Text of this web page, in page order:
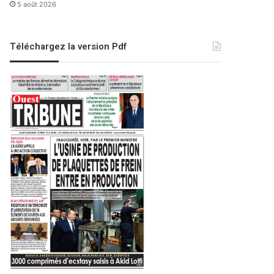
12 juillet 2021
Du site d’habitat
Relogement de 162
SIPA : le développement des coopératives de pêche et d’aquaculture en Algérie en ligne de mire
23 juin 2023
5 août 2026
Téléchargez la version Pdf